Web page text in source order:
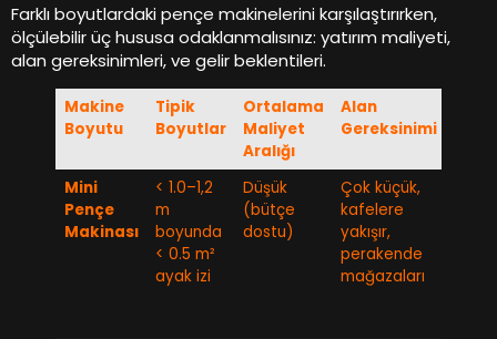
Farklı boyutlardaki pençe makinelerini karşılaştırırken,
ölçülebilir üç hususa odaklanmalısınız: yatırım maliyeti,
alan gereksinimleri, ve gelir beklentileri.
Makine
Boyutu
Tipik
Boyutlar
Ortalama
Maliyet
Aralığı
Alan
Gereksinimi
Mini
Pençe
Makinası
< 1.0–1,2
m
boyunda
< 0.5 m²
ayak izi
Düşük
(bütçe
dostu)
Çok küçük,
kafelere
yakışır,
perakende
mağazaları